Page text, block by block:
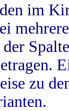
im
zu